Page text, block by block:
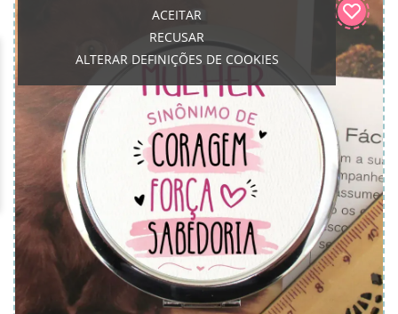
ACEITAR
RECUSAR
ALTERAR DEFINIÇÕES DE COOKIES